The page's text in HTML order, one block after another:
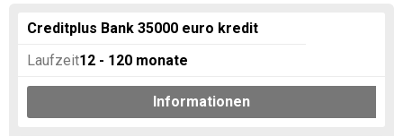
Creditplus Bank 35000 euro kredit
Laufzeit12 - 120 monate
Informationen